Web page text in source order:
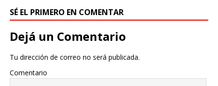
SÉ EL PRIMERO EN COMENTAR
Dejá un Comentario
Tu dirección de correo no será publicada.
Comentario